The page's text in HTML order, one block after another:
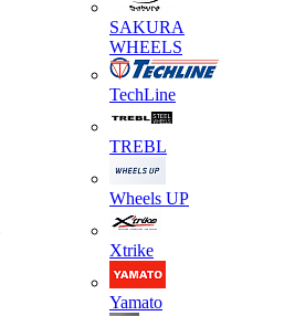
SAKURA
WHEELS
TechLine
TREBL
Wheels UP
Xtrike
Yamato